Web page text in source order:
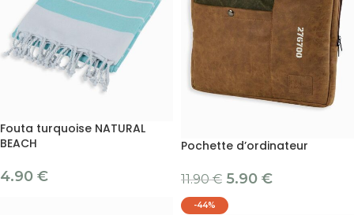
Fouta turquoise NATURAL
BEACH
4.90 €
Pochette d’ordinateur
11.90€ 5.90 €
-44%